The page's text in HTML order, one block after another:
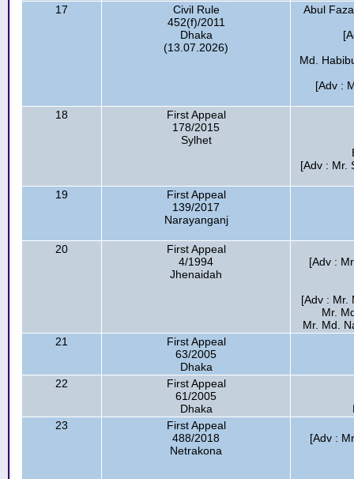
17
Civil Rule
452(f)/2011
Dhaka
(13.07.2026)
Abul
Md.
[Adv :
18
First Appeal
178/2015
Sylhet
[Adv : Mr.
19
First Appeal
139/2017
Narayanganj
20
First Appeal
4/1994
Jhenaidah
[Adv :
[Adv : Mr.
Mr.
Mr. Md.
21
First Appeal
63/2005
Dhaka
22
First Appeal
61/2005
Dhaka
23
First Appeal
488/2018
Netrakona
[Adv :